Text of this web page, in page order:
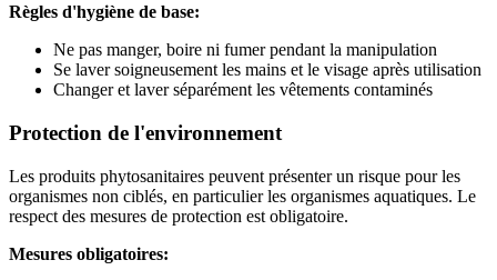
Règles d'hygiène de base:
Ne pas manger, boire ni fumer pendant la manipulation
Se laver soigneusement les mains et le visage après utilisation
Changer et laver séparément les vêtements contaminés
Protection de l'environnement
Les produits phytosanitaires peuvent présenter un risque pour les
organismes non ciblés, en particulier les organismes aquatiques. Le
respect des mesures de protection est obligatoire.
Mesures obligatoires: